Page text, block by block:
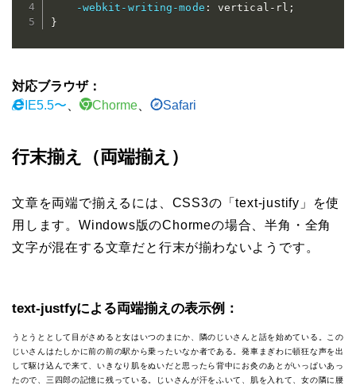
-webkit-writing-mode : vertical-rl ;
}
対応ブラウザ：
IE5.5〜
Chorme Safari
行末揃え（両端揃え）
文章を両端で揃えるには、CSS3の「text-justify」を使
用します。Windows版のChormeの場合、半角・全角
文字が混在する文章だと行末が揃わないようです。
text-justfyによる両端揃えの表示例：
うとうととして目がさめると女はいつのまにか、隣のじいさんと話を始めている。この
じいさんはたしかに前の前の駅から乗ったいなか者である。発車まぎわに頓狂な声を出
して駆け込んで来て、いきなり肌をぬいだと思ったら背中にお灸のあとがいっぱいあっ
たので、三四郎の記憶に残っている。じいさんが汗をふいて、肌を入れて、女の隣に腰